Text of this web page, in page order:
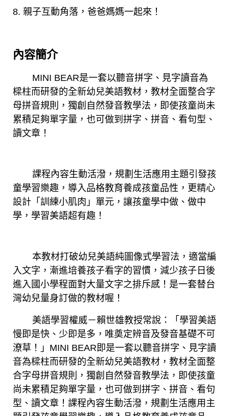
8. 親子互動角落，爸爸媽媽一起來！
內容簡介
MINI BEAR是一套以聽音拼字、見字讀音為
樑柱而研發的全新幼兒美語教材，教材全面整合字
母拼音規則，獨創自然發音教學法，即使孩童尚未
累積足夠單字量，也可做到拼字、拼音、看句型、
讀文章！
課程內容生動活潑，規劃生活應用主題引發孩
童學習樂趣，導入品格教育養成孩童品性，更精心
設計「訓練小肌肉」單元，讓孩童學中做、做中
學，學習美語超有趣！
本教材打破幼兒美語純圖像式學習法，適當編
入文字，漸進培養孩子看字的習慣，減少孩子日後
進入國小學程面對大量文字之排斥感！是一套替台
灣幼兒量身訂做的教材喔！
美語學習權威－賴世雄教授常說：「學習美語
慢即是快、少即是多，唯奠定辨音及發音基礎不可
潦草！」MINI BEAR即是一套以聽音拼字、見字讀
音為樑柱而研發的全新幼兒美語教材，教材全面整
合字母拼音規則，獨創自然發音教學法，即使孩童
尚未累積足夠單字量，也可做到拼字、拼音、看句
型、讀文章！課程內容生動活潑，規劃生活應用主